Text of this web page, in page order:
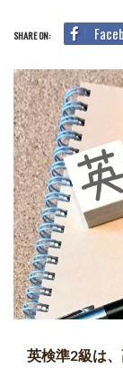
SHARE ON:
英検準2級は